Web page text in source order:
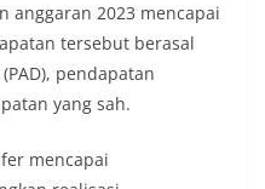
anggaran 2023 mencapai
tersebut berasal
pendapatan
yang sah.
mencapai